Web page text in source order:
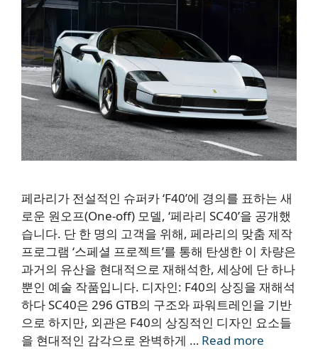
페라리가 전설적인 슈퍼카 ‘F40’에 경의를 표하는 새
로운 원오프(One-off) 모델, ‘페라리 SC40’을 공개했
습니다. 단 한 명의 고객을 위해, 페라리의 맞춤 제작
프로그램 ‘스페셜 프로젝트’를 통해 탄생한 이 차량은
과거의 유산을 현대적으로 재해석한, 세상에 단 하나
뿐인 예술 작품입니다. 디자인: F40의 상징을 재해석
하다 SC40은 296 GTB의 구조와 파워트레인을 기반
으로 하지만, 외관은 F40의 상징적인 디자인 요소들
을 현대적인 감각으로 완벽하게 … Read more